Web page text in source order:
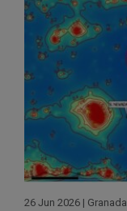
26 Jun 2026 | Granada